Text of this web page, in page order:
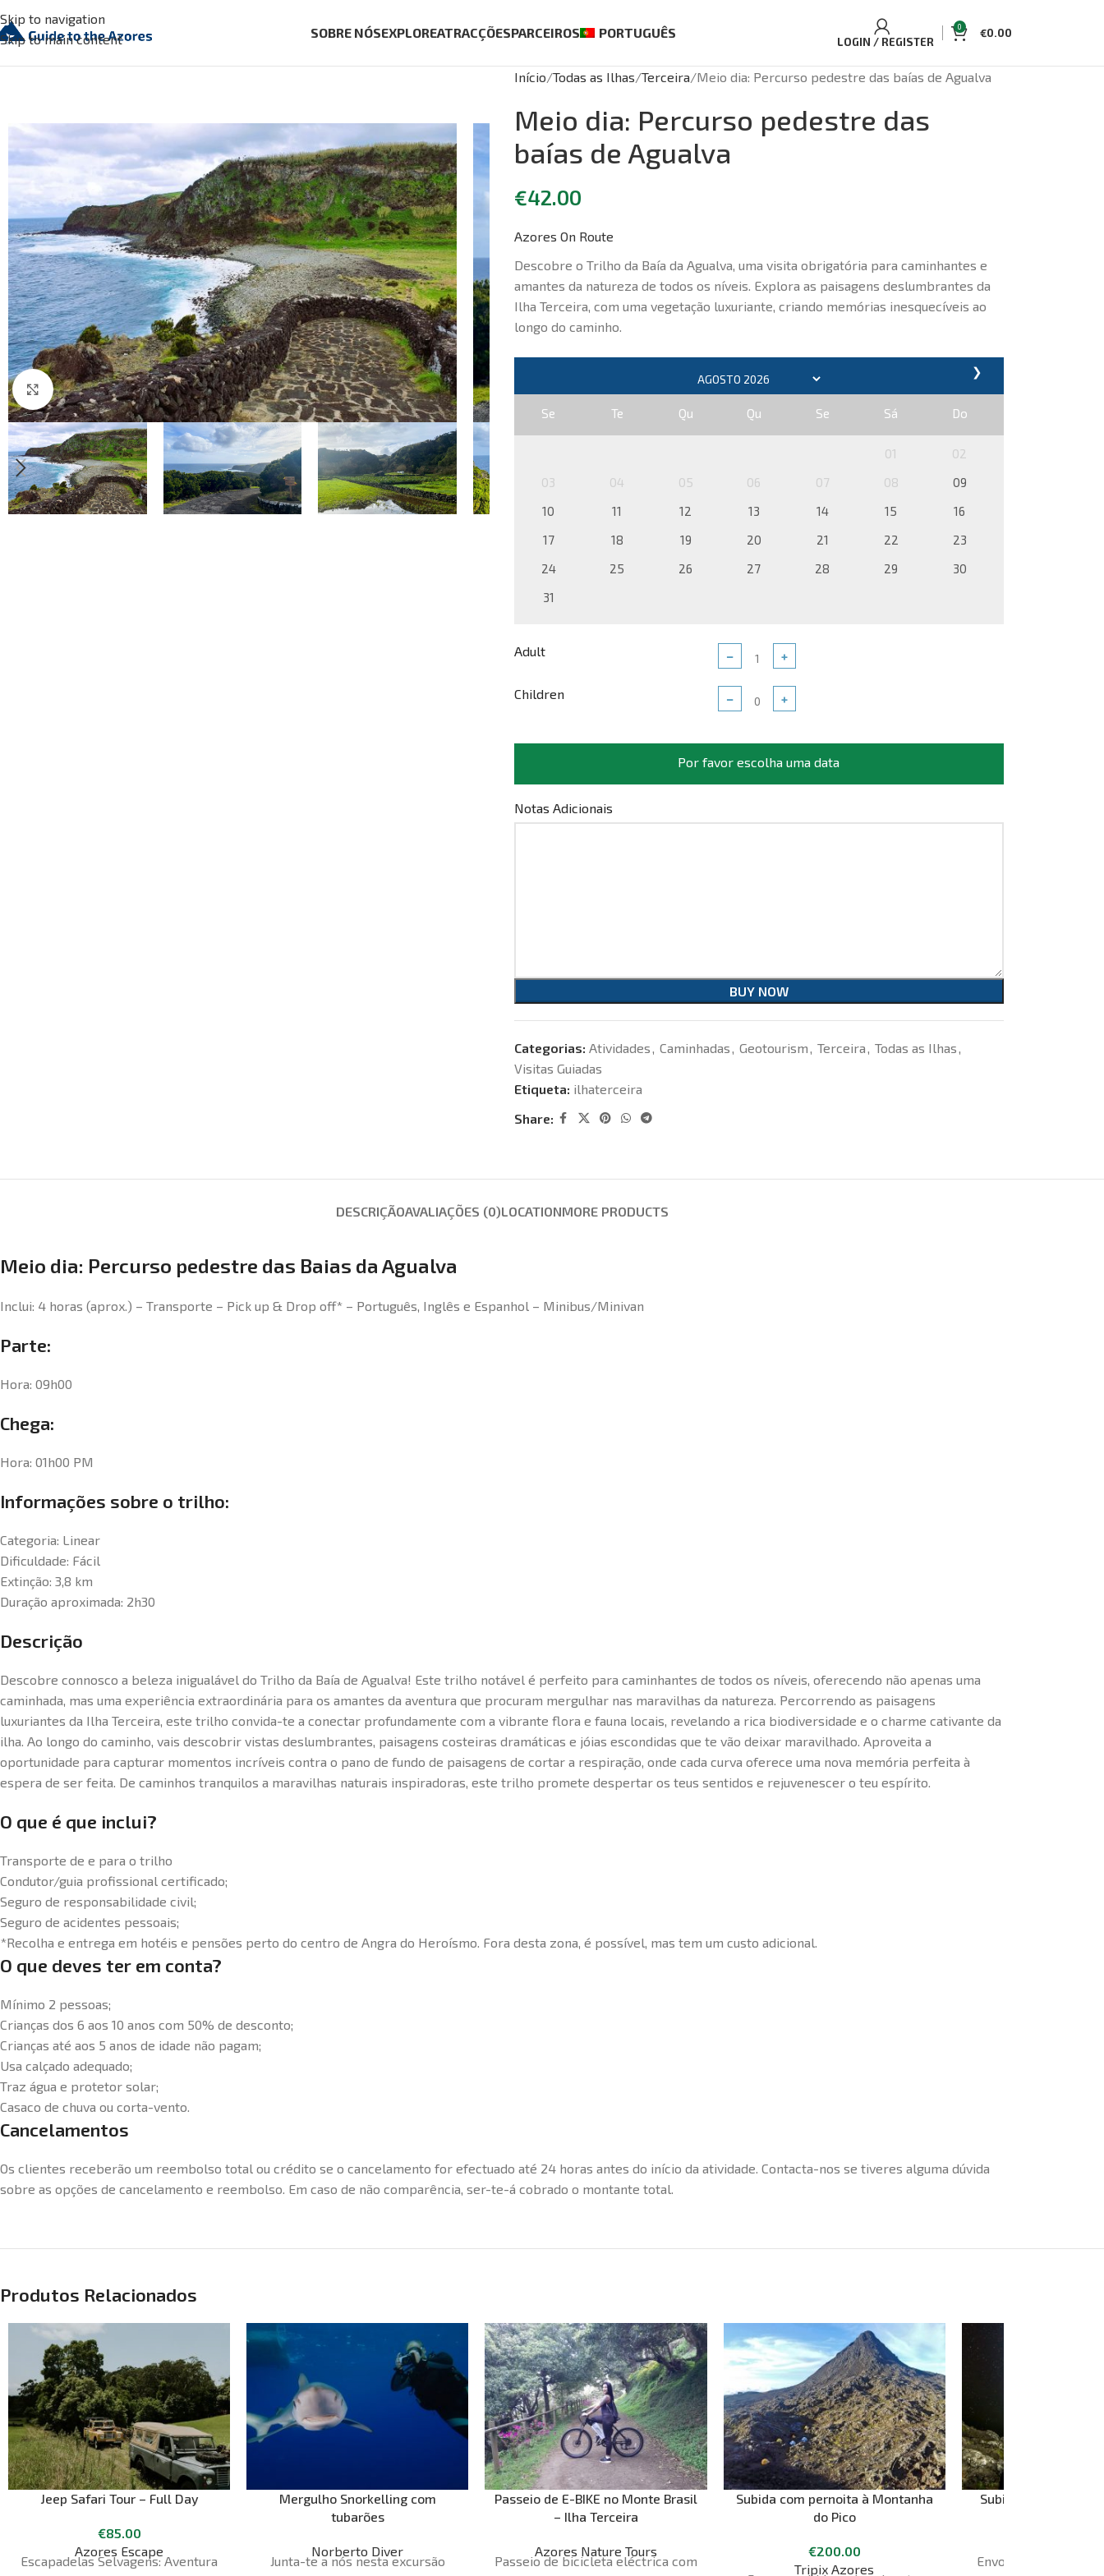
Skip to navigation
Skip to main content
SOBRE NÓSEXPLOREATRACÇÕESPARCEIROS PORTUGUÊS
LOGIN / REGISTER
0 €0.00
Click to enlarge
Início Todas as Ilhas Terceira Meio dia: Percurso pedestre das baías de Agualva
Meio dia: Percurso pedestre das
baías de Agualva
€42.00
Azores On Route
Descobre o Trilho da Baía da Agualva, uma visita obrigatória para caminhantes e
amantes da natureza de todos os níveis. Explora as paisagens deslumbrantes da
Ilha Terceira, com uma vegetação luxuriante, criando memórias inesquecíveis ao
longo do caminho.
❯
Se Te Qu Qu Se Sá Do
01
02
03
04 05 06 07 08
09
10
11 12 13 14 15
16
17
18 19 20 21 22
23
24
25 26 27 28 29
30
31
Adult − +
Children − +
Por favor escolha uma data
Notas Adicionais
BUY NOW
Categorias: Atividades, Caminhadas, Geotourism, Terceira, Todas as Ilhas,
Visitas Guiadas
Etiqueta: ilhaterceira
Share:
DESCRIÇÃOAVALIAÇÕES (0)LOCATIONMORE PRODUCTS
Meio dia: Percurso pedestre das Baias da Agualva
Inclui: 4 horas (aprox.) – Transporte – Pick up & Drop off* – Português, Inglês e Espanhol – Minibus/Minivan
Parte:
Hora: 09h00
Chega:
Hora: 01h00 PM
Informações sobre o trilho:
Categoria: Linear
Dificuldade: Fácil
Extinção: 3,8 km
Duração aproximada: 2h30
Descrição
Descobre connosco a beleza inigualável do Trilho da Baía de Agualva! Este trilho notável é perfeito para caminhantes de todos os níveis, oferecendo não apenas uma
caminhada, mas uma experiência extraordinária para os amantes da aventura que procuram mergulhar nas maravilhas da natureza. Percorrendo as paisagens
luxuriantes da Ilha Terceira, este trilho convida-te a conectar profundamente com a vibrante flora e fauna locais, revelando a rica biodiversidade e o charme cativante da
ilha. Ao longo do caminho, vais descobrir vistas deslumbrantes, paisagens costeiras dramáticas e jóias escondidas que te vão deixar maravilhado. Aproveita a
oportunidade para capturar momentos incríveis contra o pano de fundo de paisagens de cortar a respiração, onde cada curva oferece uma nova memória perfeita à
espera de ser feita. De caminhos tranquilos a maravilhas naturais inspiradoras, este trilho promete despertar os teus sentidos e rejuvenescer o teu espírito.
O que é que inclui?
Transporte de e para o trilho
Condutor/guia profissional certificado;
Seguro de responsabilidade civil;
Seguro de acidentes pessoais;
*Recolha e entrega em hotéis e pensões perto do centro de Angra do Heroísmo. Fora desta zona, é possível, mas tem um custo adicional.
O que deves ter em conta?
Mínimo 2 pessoas;
Crianças dos 6 aos 10 anos com 50% de desconto;
Crianças até aos 5 anos de idade não pagam;
Usa calçado adequado;
Traz água e protetor solar;
Casaco de chuva ou corta-vento.
Cancelamentos
Os clientes receberão um reembolso total ou crédito se o cancelamento for efectuado até 24 horas antes do início da atividade. Contacta-nos se tiveres alguma dúvida
sobre as opções de cancelamento e reembolso. Em caso de não comparência, ser-te-á cobrado o montante total.
Produtos Relacionados
Jeep Safari Tour – Full Day
€85.00
Azores Escape
Escapadelas Selvagens: Aventura
Mergulho Snorkelling com
tubarões
Norberto Diver
Junta-te a nós nesta excursão
Passeio de E-BIKE no Monte Brasil
– Ilha Terceira
Azores Nature Tours
Passeio de bicicleta eléctrica com
Subida com pernoita à Montanha
do Pico
€200.00
Tripix Azores
Subida Noturna à
Envoltos na